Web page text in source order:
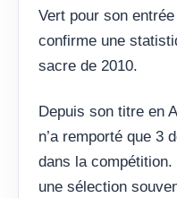
Vert pour son
confirme une
sacre de 2010.
Depuis son titre en
n’a remporté que 3
dans la
une sélection